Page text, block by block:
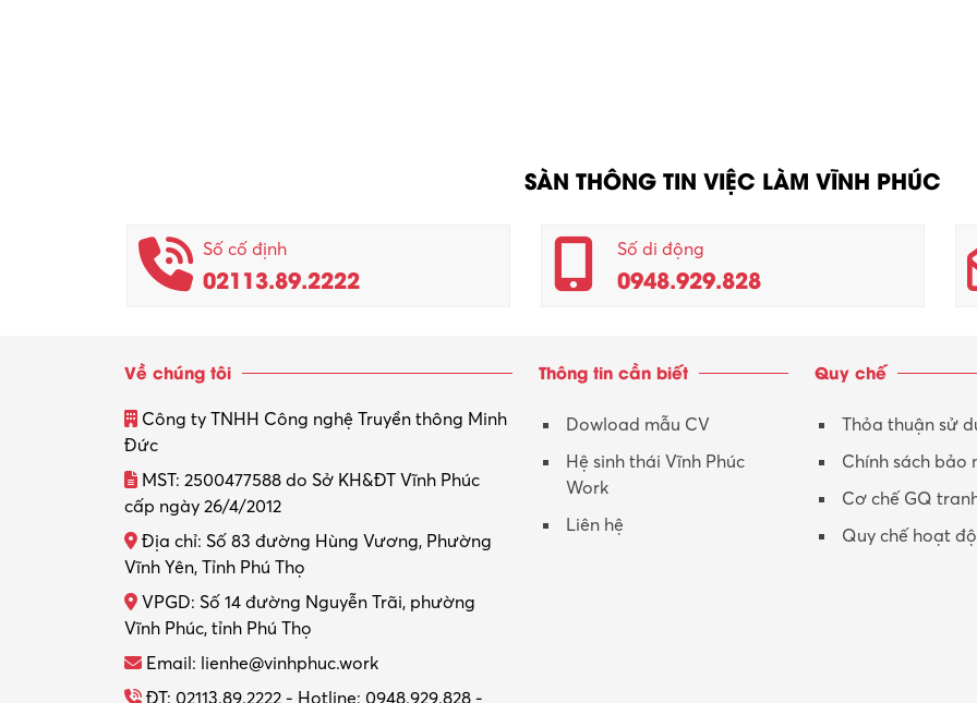
SÀN THÔNG TIN VIỆC LÀM VĨNH PHÚC
Số cố định
02113.89.2222
Số di động
0948.929.828
Về chúng tôi
Công ty TNHH Công nghệ Truyền thông Minh
Đức
MST: 2500477588 do Sở KH&ĐT Vĩnh Phúc
cấp ngày 26/4/2012
Địa chỉ: Số 83 đường Hùng Vương, Phường
Vĩnh Yên, Tỉnh Phú Thọ
VPGD: Số 14 đường Nguyễn Trãi, phường
Vĩnh Phúc, tỉnh Phú Thọ
Email: lienhe@vinhphuc.work
ĐT: 02113.89.2222 - Hotline: 0948.929.828 -
Thông tin cần biết
Dowload mẫu CV
Hệ sinh thái Vĩnh Phúc
Work
Liên hệ
Quy chế
Thỏa thuận sử
Chính sách bảo
Cơ chế GQ
Quy chế hoạt